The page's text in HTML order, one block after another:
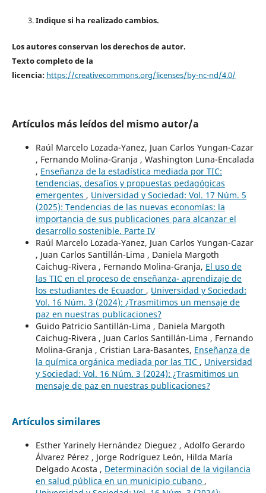
Indique si ha realizado cambios.
Los autores conservan los derechos de autor.
Texto completo de la
licencia: https://creativecommons.org/licenses/by-nc-nd/4.0/
Artículos más leídos del mismo autor/a
Raúl Marcelo Lozada-Yanez, Juan Carlos Yungan-Cazar
, Fernando Molina-Granja , Washington Luna-Encalada
, Enseñanza de la estadística mediada por TIC:
tendencias, desafíos y propuestas pedagógicas
emergentes , Universidad y Sociedad: Vol. 17 Núm. 5
(2025): Tendencias de las nuevas economías: la
importancia de sus publicaciones para alcanzar el
desarrollo sostenible. Parte IV
Raúl Marcelo Lozada-Yanez, Juan Carlos Yungan-Cazar
, Juan Carlos Santillán-Lima , Daniela Margoth
Caichug-Rivera , Fernando Molina-Granja, El uso de
las TIC en el proceso de enseñanza- aprendizaje de
los estudiantes de Ecuador , Universidad y Sociedad:
Vol. 16 Núm. 3 (2024): ¿Trasmitimos un mensaje de
paz en nuestras publicaciones?
Guido Patricio Santillán-Lima , Daniela Margoth
Caichug-Rivera , Juan Carlos Santillán-Lima , Fernando
Molina-Granja , Cristian Lara-Basantes, Enseñanza de
la química orgánica mediada por las TIC , Universidad
y Sociedad: Vol. 16 Núm. 3 (2024): ¿Trasmitimos un
mensaje de paz en nuestras publicaciones?
Artículos similares
Esther Yarinely Hernández Dieguez , Adolfo Gerardo
Álvarez Pérez , Jorge Rodríguez León, Hilda María
Delgado Acosta , Determinación social de la vigilancia
en salud pública en un municipio cubano ,